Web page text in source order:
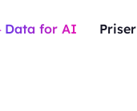
Data for AI Priser